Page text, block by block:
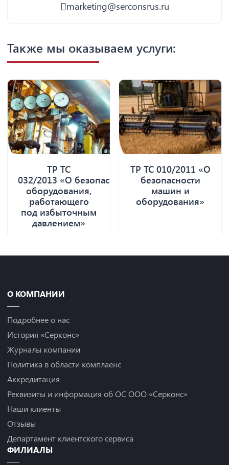
marketing@serconsrus.ru
Также мы оказываем услуги:
ТР ТС
032/2013 «О безопасности
оборудования,
работающего
под избыточным
давлением»
ТР ТС 010/2011 «О
безопасности
машин и
оборудования»
О КОМПАНИИ
Подробнее о нас
История «Серконс»
Журналы компании
Политика в области комплаенс
Аккредитация
Реквизиты и информация об ОС ООО «Серконс»
Наши клиенты
Отзывы
Департамент клиентского сервиса
ФИЛИАЛЫ